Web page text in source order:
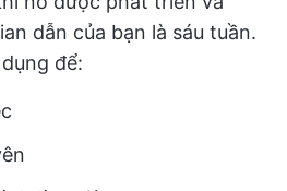
dẫn của bạn là sáu tuần.
để: